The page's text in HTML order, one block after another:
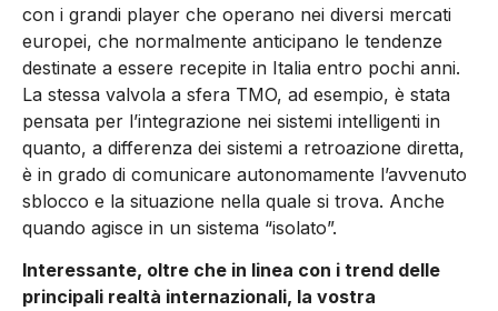
con i grandi player che operano nei diversi mercati
europei, che normalmente anticipano le tendenze
destinate a essere recepite in Italia entro pochi anni.
La stessa valvola a sfera TMO, ad esempio, è stata
pensata per l’integrazione nei sistemi intelligenti in
quanto, a differenza dei sistemi a retroazione diretta,
è in grado di comunicare autonomamente l’avvenuto
sblocco e la situazione nella quale si trova. Anche
quando agisce in un sistema “isolato”.
Interessante, oltre che in linea con i trend delle
principali realtà internazionali, la vostra